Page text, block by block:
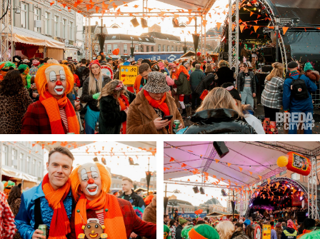
Winkelgebieden
Parkeren
Bezienswaardigheden
Musea, theaters & podia
Uitjes & activiteiten
Toeristische routes
Natuurgebieden
Baroniepoorten
Sport